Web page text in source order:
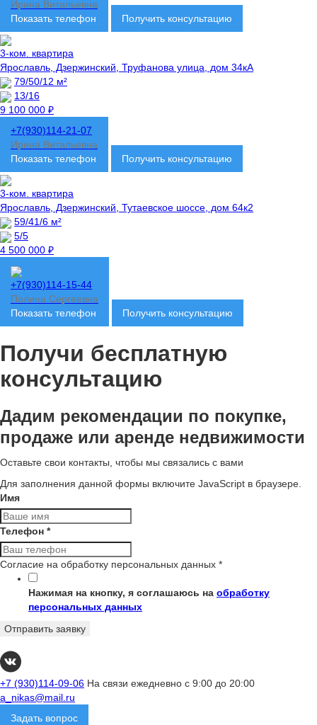
Ирина Витальевна
Показать телефон
Получить консультацию
3-ком. квартира
Ярославль, Дзержинский, Труфанова улица, дом 34кА
79/50/12 м²
13/16
9 100 000 ₽
+7(930)114-21-07
Ирина Витальевна
Показать телефон
Получить консультацию
3-ком. квартира
Ярославль, Дзержинский, Тутаевское шоссе, дом 64к2
59/41/6 м²
5/5
4 500 000 ₽
+7(930)114-15-44
Полина Сергеевна
Показать телефон
Получить консультацию
Получи бесплатную
консультацию
Дадим рекомендации по покупке,
продаже или аренде недвижимости
Оставьте свои контакты, чтобы мы связались с вами
Для заполнения данной формы включите JavaScript в браузере.
Имя
Телефон *
Согласие на обработку персональных данных *
Нажимая на кнопку, я соглашаюсь на обработку
персональных данных
Отправить заявку
+7 (930)114-09-06 На связи ежедневно с 9:00 до 20:00
a_nikas@mail.ru
Задать вопрос